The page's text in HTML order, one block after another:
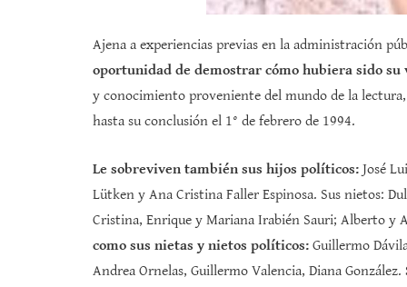
Ajena a experiencias previas en la administración
oportunidad de demostrar cómo hubiera sido
y conocimiento proveniente del mundo de la
hasta su conclusión el 1° de febrero de 1994.
Le sobreviven también sus hijos políticos: José
Lütken y Ana Cristina Faller Espinosa. Sus nietos:
Cristina, Enrique y Mariana Irabién Sauri; Alberto y
como sus nietas y nietos políticos: Guillermo
Andrea Ornelas, Guillermo Valencia, Diana González.